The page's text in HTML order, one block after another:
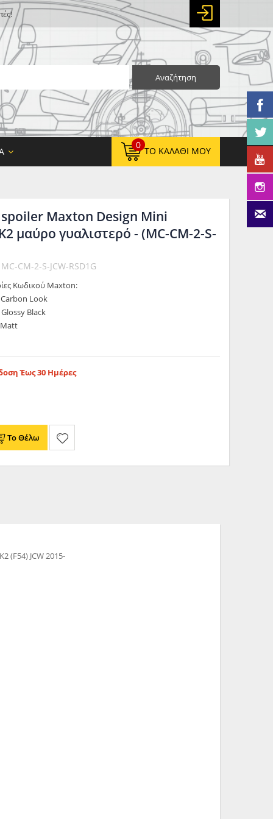
Αναζήτηση
0
ΤΟ ΚΑΛΆΘΙ ΜΟΥ
ΚΑΘΑΡΌ ΣΎΝΟΛΟ:
ΤΕΛΙΚΌ ΣΎΝΟΛΟ:0,00 €
Maxton Design Mini
μαύρο γυαλιστερό - (MC-CM-2-S-
CM-2-S-JCW-RSD1G
Κωδικού Maxton:
Look
Black
Matt
Έως 30 Ημέρες
Το Θέλω
(F54) JCW 2015-